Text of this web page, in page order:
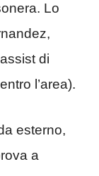
Lo
di
l’area).
esterno,
a